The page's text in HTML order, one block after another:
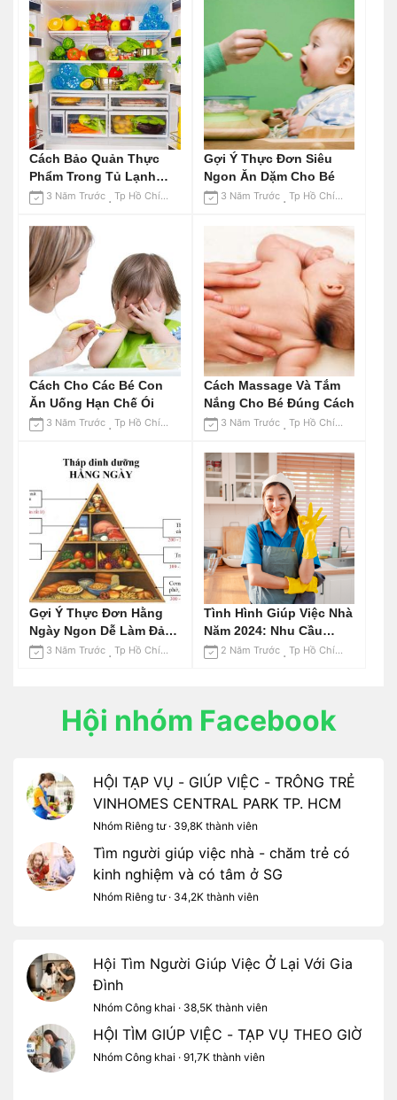
Cách Bảo Quản Thực
Phẩm Trong Tủ Lạnh
Lâu Không Gây Mùi
3 Năm Trước Tp Hồ Chí Minh
Gợi Ý Thực Đơn Siêu
Ngon Ăn Dặm Cho Bé
3 Năm Trước Tp Hồ Chí Minh
Cách Cho Các Bé Con
Ăn Uống Hạn Chế Ói
3 Năm Trước Tp Hồ Chí Minh
Cách Massage Và Tắm
Nắng Cho Bé Đúng Cách
3 Năm Trước Tp Hồ Chí Minh
Gợi Ý Thực Đơn Hằng
Ngày Ngon Dễ Làm Đảm
Bảo Dinh Dưỡng
3 Năm Trước Tp Hồ Chí Minh
Tình Hình Giúp Việc Nhà
Năm 2024: Nhu Cầu
Tăng Cao
2 Năm Trước Tp Hồ Chí Minh
Hội nhóm Facebook
HỘI TẠP VỤ - GIÚP VIỆC - TRÔNG TRẺ
VINHOMES CENTRAL PARK TP. HCM
Nhóm Riêng tư · 39,8K thành viên
Tìm người giúp việc nhà - chăm trẻ có
kinh nghiệm và có tâm ở SG
Nhóm Riêng tư · 34,2K thành viên
Hội Tìm Người Giúp Việc Ở Lại Với Gia
Đình
Nhóm Công khai · 38,5K thành viên
HỘI TÌM GIÚP VIỆC - TẠP VỤ THEO GIỜ
Nhóm Công khai · 91,7K thành viên